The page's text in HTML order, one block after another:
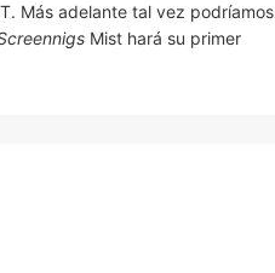
Más adelante tal vez podríamos
Mist hará su primer